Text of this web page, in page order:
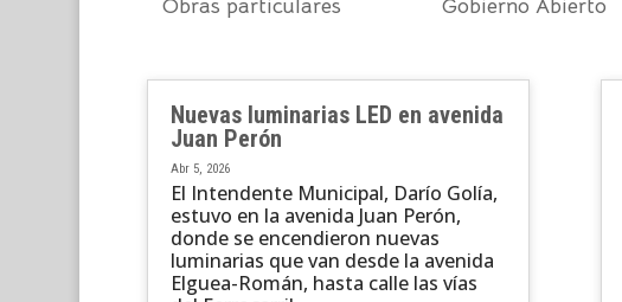
Obras particulares Gobierno Abierto
Nuevas luminarias LED en avenida
Juan Perón
Abr 5, 2026
El Intendente Municipal, Darío Golía,
estuvo en la avenida Juan Perón,
donde se encendieron nuevas
luminarias que van desde la avenida
Elguea-Román, hasta calle las vías